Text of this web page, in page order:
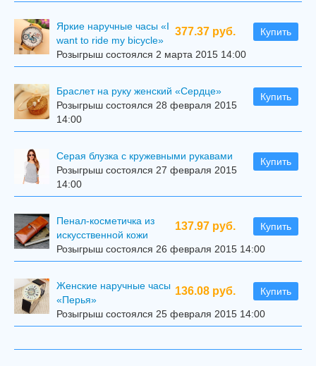
377.37 руб. Купить
Яркие наручные часы «I
want to ride my bicycle»
Розыгрыш состоялся 2 марта 2015 14:00
Купить
Браслет на руку женский «Сердце»
Розыгрыш состоялся 28 февраля 2015
14:00
Купить
Серая блузка с кружевными рукавами
Розыгрыш состоялся 27 февраля 2015
14:00
137.97 руб. Купить
Пенал-косметичка из
искусственной кожи
Розыгрыш состоялся 26 февраля 2015 14:00
136.08 руб. Купить
Женские наручные часы
«Перья»
Розыгрыш состоялся 25 февраля 2015 14:00